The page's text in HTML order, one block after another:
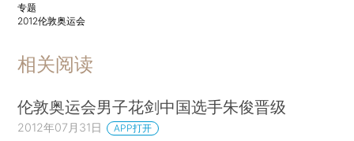
专题
2012伦敦奥运会
相关阅读
伦敦奥运会男子花剑中国选手朱俊晋级
2012年07月31日 APP打开